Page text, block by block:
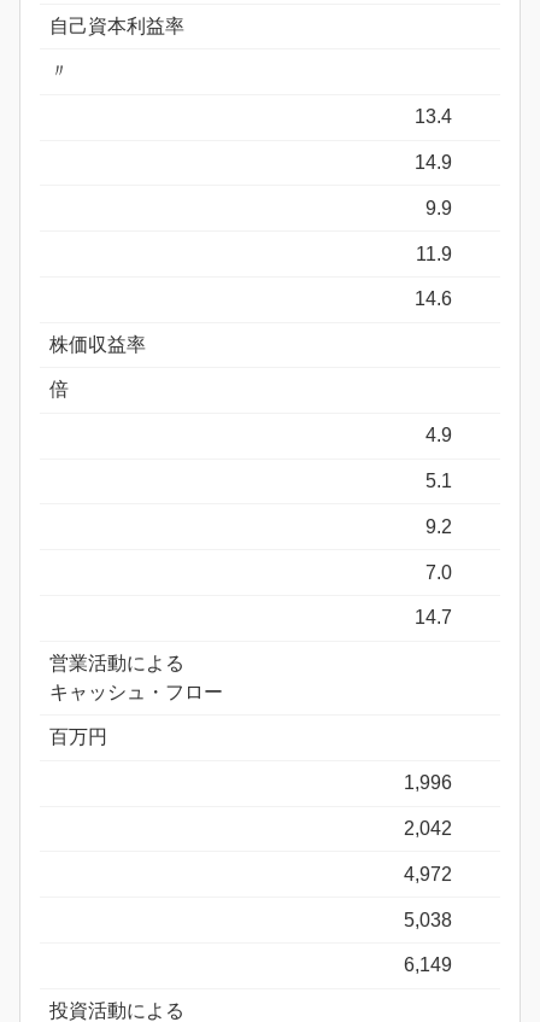
自己資本利益率
〃
13.4
14.9
9.9
11.9
14.6
株価収益率
倍
4.9
5.1
9.2
7.0
14.7
営業活動による
キャッシュ・フロー
百万円
1,996
2,042
4,972
5,038
6,149
投資活動による